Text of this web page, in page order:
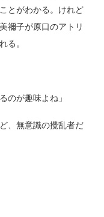
とがわかる。けれど
禰子が原口のアトリ
る。
のが趣味よね」
、無意識の攪乱者だ